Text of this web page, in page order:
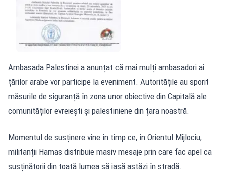
Ambasada Palestinei a anunțat că mai mulți ambasadori ai
țărilor arabe vor participe la eveniment. Autoritățile au sporit
măsurile de siguranță în zona unor obiective din Capitală ale
comunităților evreiești și palestiniene din țara noastră.
Momentul de susținere vine în timp ce, în Orientul Mijlociu,
militanții Hamas distribuie masiv mesaje prin care fac apel ca
susținătorii din toată lumea să iasă astăzi în stradă.